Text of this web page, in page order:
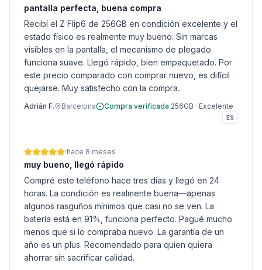
pantalla perfecta, buena compra
Recibí el Z Flip6 de 256GB en condición excelente y el
estado físico es realmente muy bueno. Sin marcas
visibles en la pantalla, el mecanismo de plegado
funciona suave. Llegó rápido, bien empaquetado. Por
este precio comparado con comprar nuevo, es difícil
quejarse. Muy satisfecho con la compra.
Adrián F. Barcelona Compra verificada·256GB · Excelente
ES
·hace 8 meses
muy bueno, llegó rápido
Compré este teléfono hace tres días y llegó en 24
horas. La condición es realmente buena—apenas
algunos rasguños mínimos que casi no se ven. La
batería está en 91%, funciona perfecto. Pagué mucho
menos que si lo compraba nuevo. La garantía de un
año es un plus. Recomendado para quien quiera
ahorrar sin sacrificar calidad.